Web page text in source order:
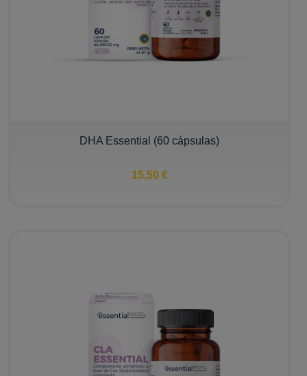
DHA Essential (60 cápsulas)
15,50 €